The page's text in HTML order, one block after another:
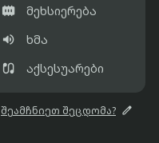
 მეხსიერება
 ხმა
 აქსესუარები
შეამჩნიეთ შეცდომა? 